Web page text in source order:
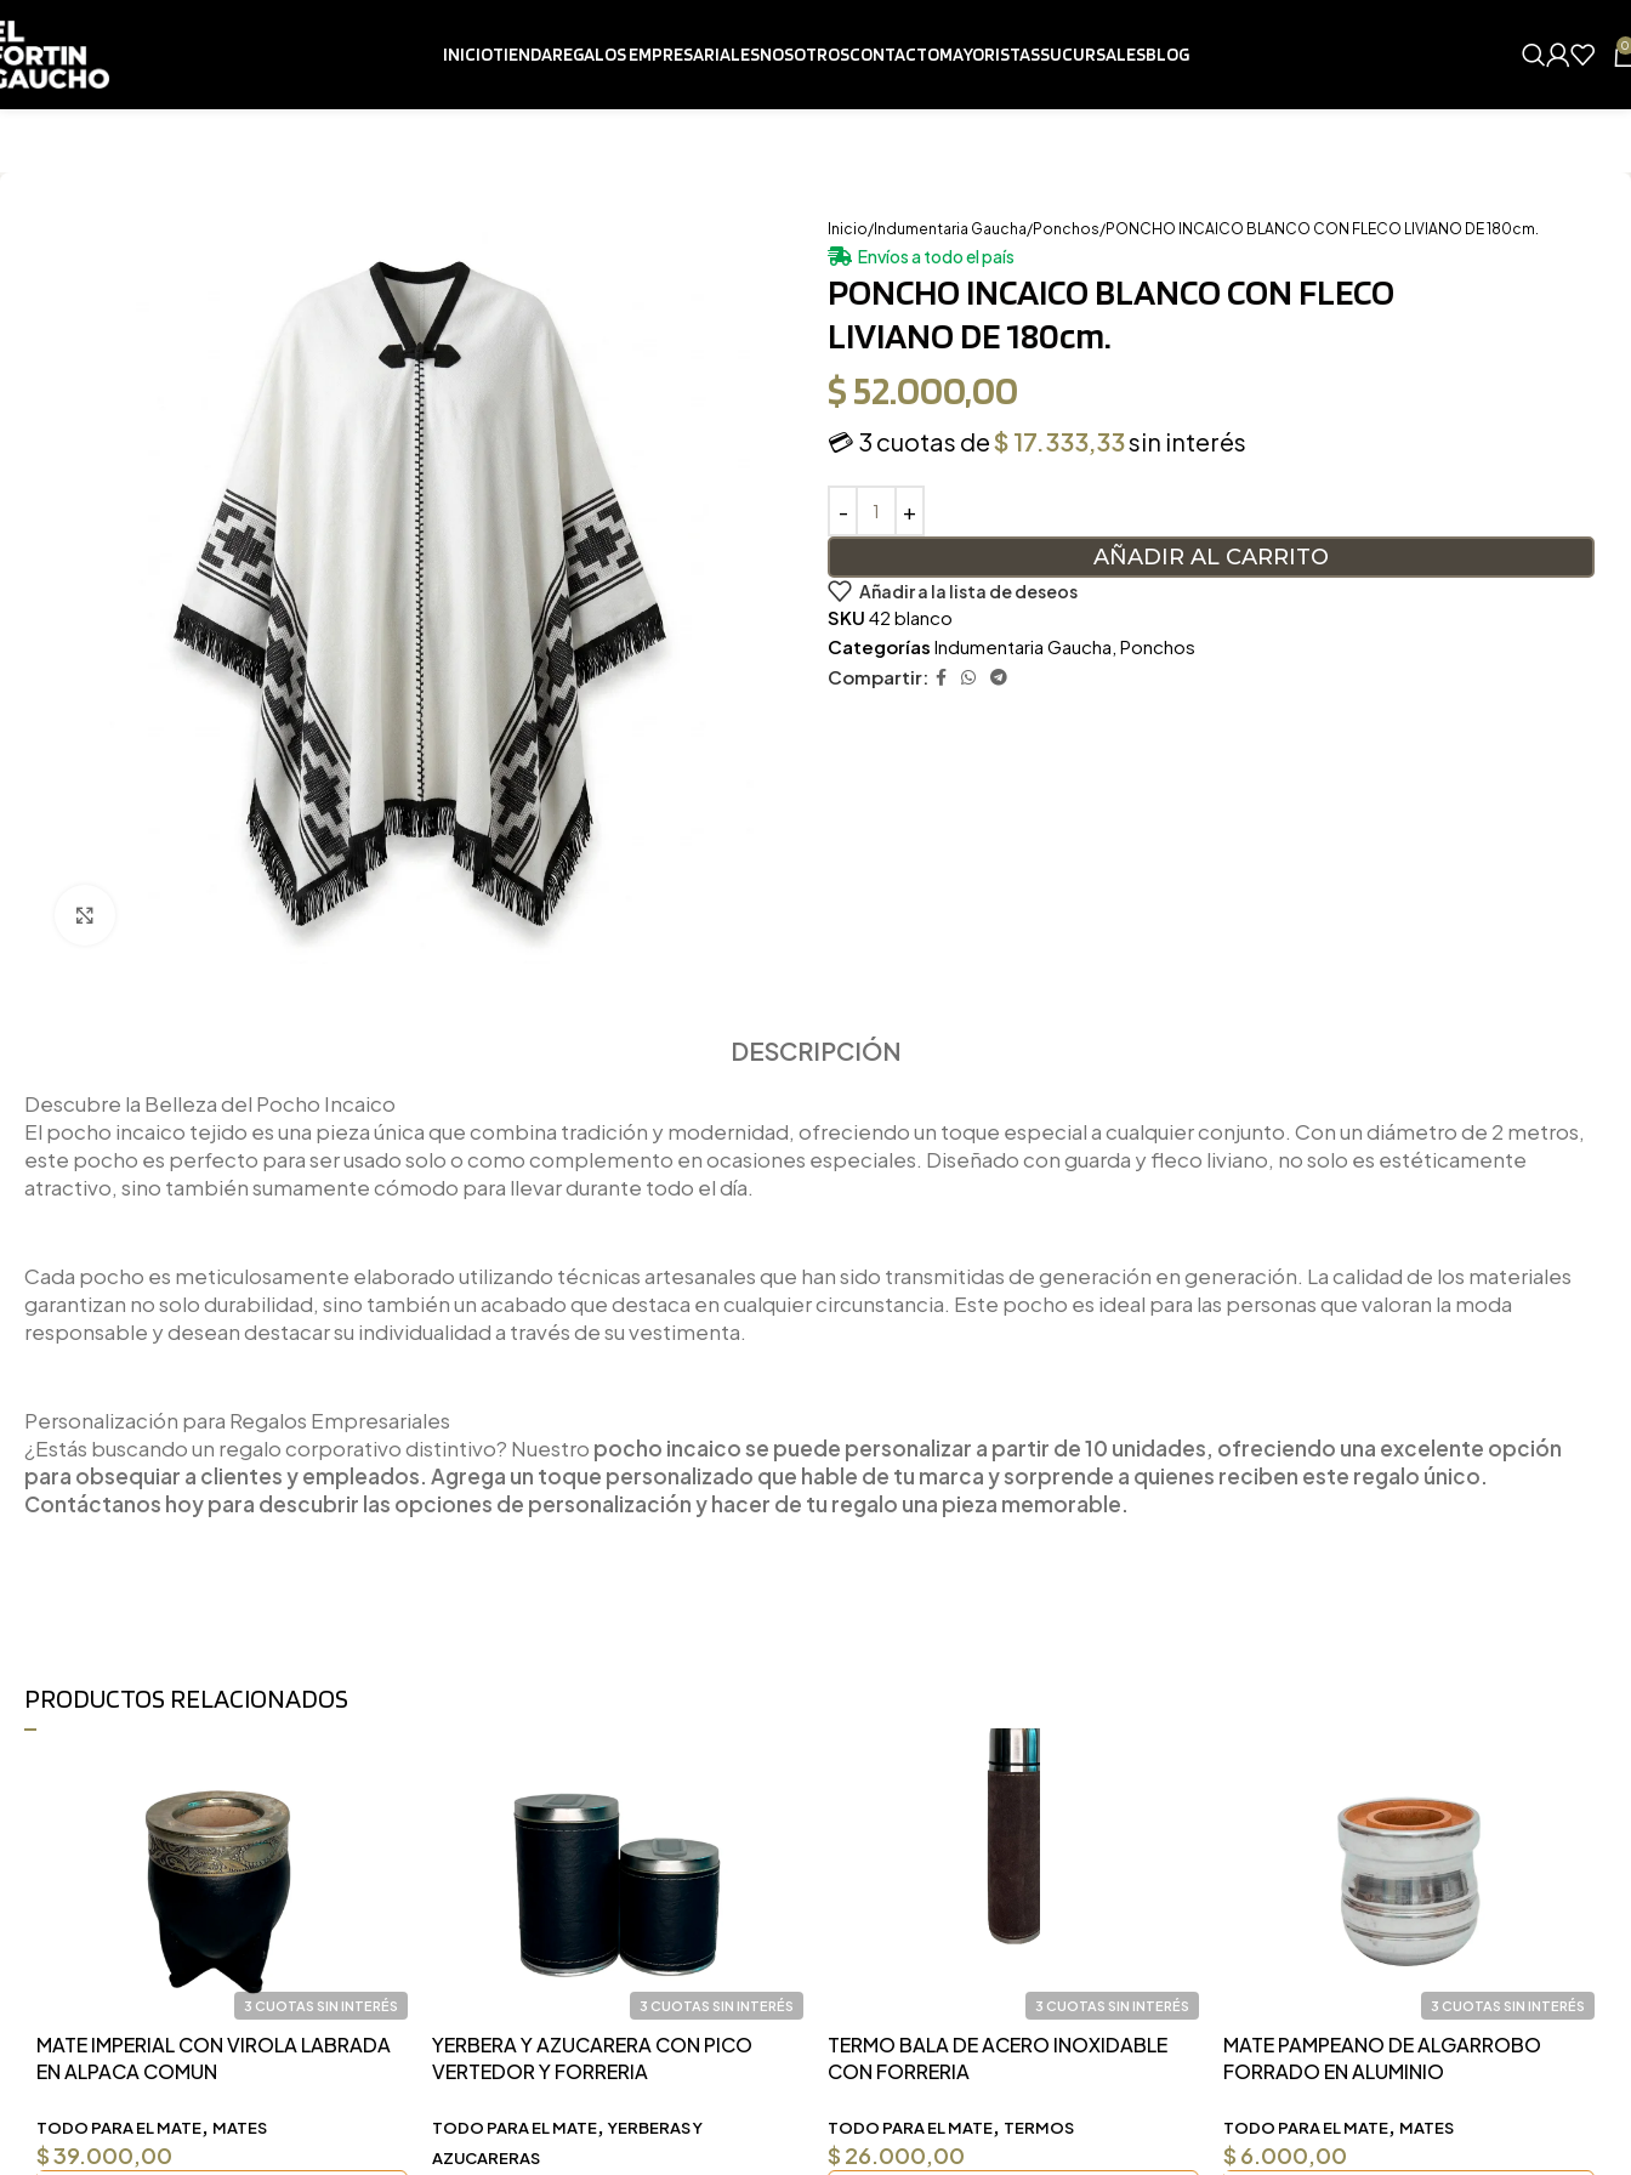
INICIOTIENDAREGALOS EMPRESARIALESNOSOTROSCONTACTOMAYORISTASSUCURSALESBLOG 0
Inicio Indumentaria Gaucha Ponchos PONCHO INCAICO BLANCO CON FLECO LIVIANO DE 180cm.
Envíos a todo el país
PONCHO INCAICO BLANCO CON FLECO
LIVIANO DE 180cm.
$52.000,00
💳 3 cuotas de$ 17.333,33sin interés
AÑADIR AL CARRITO
Añadir a la lista de deseos
SKU 42 blanco
Categorías Indumentaria Gaucha Ponchos
Compartir:
DESCRIPCIÓN
Descubre la Belleza del Pocho Incaico
El pocho incaico tejido es una pieza única que combina tradición y modernidad, ofreciendo un toque especial a cualquier conjunto. Con un diámetro de 2 metros,
este pocho es perfecto para ser usado solo o como complemento en ocasiones especiales. Diseñado con guarda y fleco liviano, no solo es estéticamente
atractivo, sino también sumamente cómodo para llevar durante todo el día.
Cada pocho es meticulosamente elaborado utilizando técnicas artesanales que han sido transmitidas de generación en generación. La calidad de los materiales
garantizan no solo durabilidad, sino también un acabado que destaca en cualquier circunstancia. Este pocho es ideal para las personas que valoran la moda
responsable y desean destacar su individualidad a través de su vestimenta.
Personalización para Regalos Empresariales
¿Estás buscando un regalo corporativo distintivo? Nuestro pocho incaico se puede personalizar a partir de 10 unidades, ofreciendo una excelente opción
para obsequiar a clientes y empleados. Agrega un toque personalizado que hable de tu marca y sorprende a quienes reciben este regalo único.
Contáctanos hoy para descubrir las opciones de personalización y hacer de tu regalo una pieza memorable.
PRODUCTOS RELACIONADOS
3 CUOTAS SIN INTERÉS
MATE IMPERIAL CON VIROLA LABRADA
EN ALPACA COMUN
TODO PARA EL MATE, MATES
$39.000,00
3 CUOTAS SIN INTERÉS
YERBERA Y AZUCARERA CON PICO
VERTEDOR Y FORRERIA
TODO PARA EL MATE, YERBERAS Y
AZUCARERAS
3 CUOTAS SIN INTERÉS
TERMO BALA DE ACERO INOXIDABLE
CON FORRERIA
TODO PARA EL MATE, TERMOS
$ 26.000,00
3 CUOTAS SIN INTERÉS
MATE PAMPEANO DE ALGARROBO
FORRADO EN ALUMINIO
TODO PARA EL MATE, MATES
$ 6.000,00